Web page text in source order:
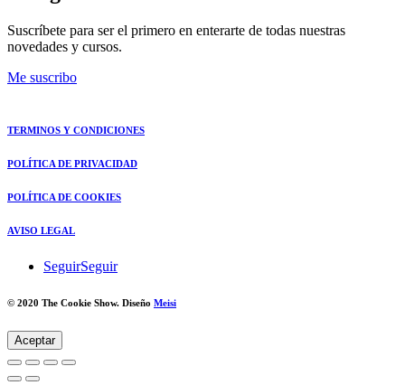
hasta
Suscríbete para ser el primero en enterarte de todas nuestras
novedades y cursos.
Me suscribo
TERMINOS Y CONDICIONES
POLÍTICA DE PRIVACIDAD
POLÍTICA DE COOKIES
AVISO LEGAL
SeguirSeguir
© 2020 The Cookie Show. Diseño Meisi
Aceptar